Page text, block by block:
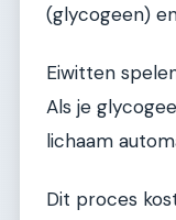
(glycogeen)
Eiwitten
Als je
lichaam
Dit proces